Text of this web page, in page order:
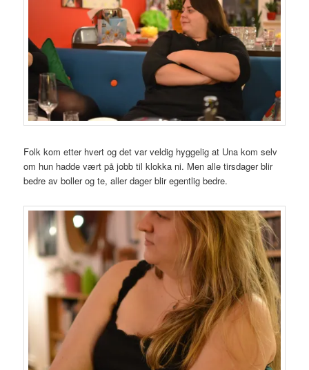
Folk kom etter hvert og det var veldig hyggelig at Una kom selv
om hun hadde vært på jobb til klokka ni. Men alle tirsdager blir
bedre av boller og te, aller dager blir egentlig bedre.